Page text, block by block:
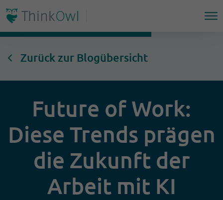
Zurück zur Blogübersicht
Future of Work:
Diese Trends prägen
die Zukunft der
Arbeit mit KI